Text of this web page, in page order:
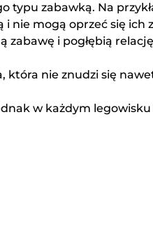
typu zabawką. Na
nie mogą oprzeć się ich
i pogłębią
nie znudzi się
w każdym legowisku